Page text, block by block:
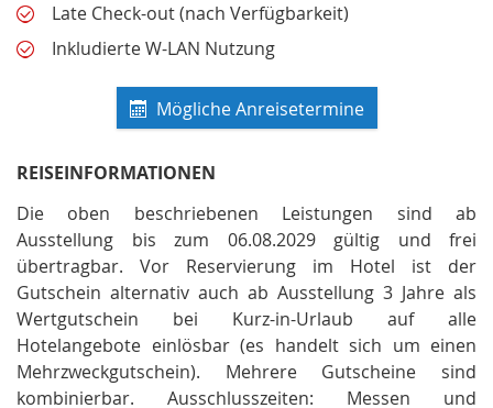
Late Check-out (nach Verfügbarkeit)
Inkludierte W-LAN Nutzung
Mögliche Anreisetermine
REISEINFORMATIONEN
Die oben beschriebenen Leistungen sind ab
Ausstellung bis zum 06.08.2029 gültig und frei
übertragbar. Vor Reservierung im Hotel ist der
Gutschein alternativ auch ab Ausstellung 3 Jahre als
Wertgutschein bei Kurz-in-Urlaub auf alle
Hotelangebote einlösbar (es handelt sich um einen
Mehrzweckgutschein). Mehrere Gutscheine sind
kombinierbar. Ausschlusszeiten: Messen und